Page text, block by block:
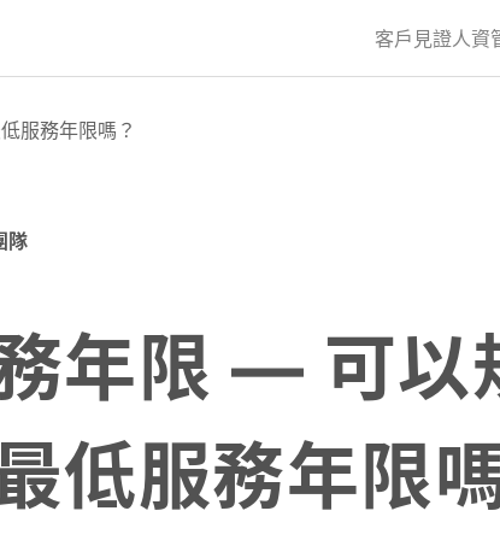
客戶見證人資
服務年限嗎？
隊
年限 — 可以
低服務年限